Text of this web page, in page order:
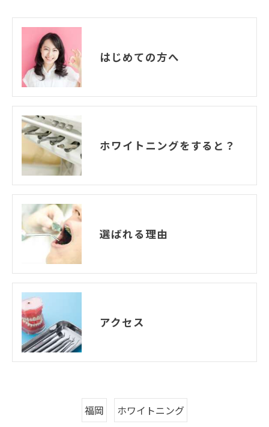
はじめての方へ
ホワイトニングをすると？
選ばれる理由
アクセス
福岡 ホワイトニング